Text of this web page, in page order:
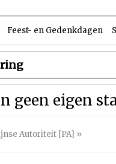
Feest- en Gedenkdagen
geen eigen
Autoriteit [PA] »